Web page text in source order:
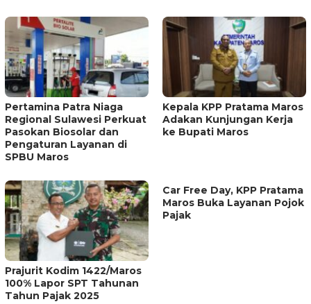
Pertamina Patra Niaga
Regional Sulawesi Perkuat
Pasokan Biosolar dan
Pengaturan Layanan di
SPBU Maros
Kepala KPP Pratama Maros
Adakan Kunjungan Kerja
ke Bupati Maros
Prajurit Kodim 1422/Maros
100% Lapor SPT Tahunan
Tahun Pajak 2025
Car Free Day, KPP Pratama
Maros Buka Layanan Pojok
Pajak